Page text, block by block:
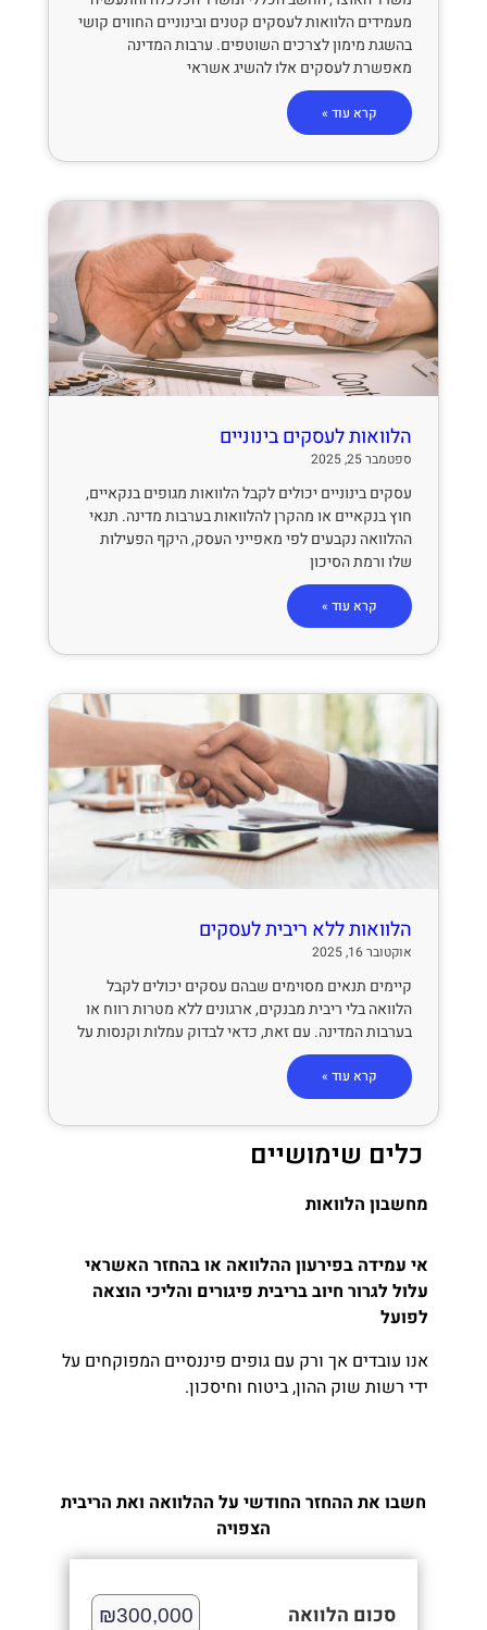
מעמידים הלוואות לעסקים קטנים ובינוניים החווים קושי
בהשגת מימון לצרכים השוטפים. ערבות המדינה
מאפשרת לעסקים אלו להשיג אשראי
קרא עוד »
הלוואות לעסקים בינוניים
ספטמבר 25, 2025
עסקים בינוניים יכולים לקבל הלוואות מגופים בנקאיים,
חוץ בנקאיים או מהקרן להלוואות בערבות מדינה. תנאי
ההלוואה נקבעים לפי מאפייני העסק, היקף הפעילות
שלו ורמת הסיכון
קרא עוד »
הלוואות ללא ריבית לעסקים
אוקטובר 16, 2025
קיימים תנאים מסוימים שבהם עסקים יכולים לקבל
הלוואה בלי ריבית מבנקים, ארגונים ללא מטרות רווח או
בערבות המדינה. עם זאת, כדאי לבדוק עמלות וקנסות על
קרא עוד »
כלים שימושיים
מחשבון הלוואות
אי עמידה בפירעון ההלוואה או בהחזר האשראי
עלול לגרור חיוב בריבית פיגורים והליכי הוצאה
לפועל
אנו עובדים אך ורק עם גופים פיננסיים המפוקחים על
ידי רשות שוק ההון, ביטוח וחיסכון.
חשבו את ההחזר החודשי על ההלוואה ואת הריבית
הצפויה
סכום הלוואה